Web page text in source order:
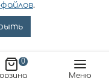
0
Меню
.